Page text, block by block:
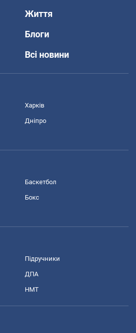
Життя
Блоги
Всі новини
Харків
Дніпро
Баскетбол
Бокс
Підручники
ДПА
НМТ